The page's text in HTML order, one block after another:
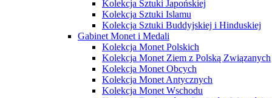
Kolekcja Sztuki Japońskiej
Kolekcja Sztuki Islamu
Kolekcja Sztuki Buddyjskiej i Hinduskiej
Gabinet Monet i Medali
Kolekcja Monet Polskich
Kolekcja Monet Ziem z Polską Związanych
Kolekcja Monet Obcych
Kolekcja Monet Antycznych
Kolekcja Monet Wschodu